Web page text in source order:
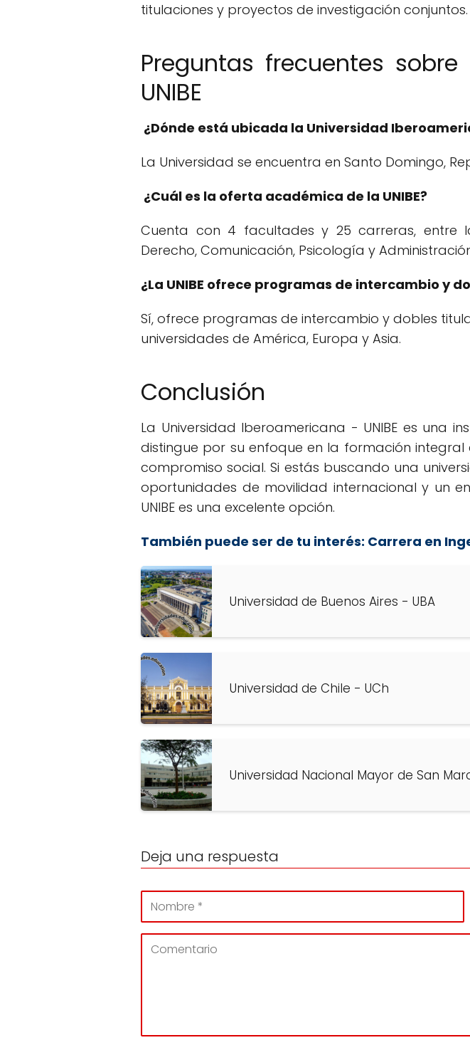
titulaciones y proyectos de investigación conjuntos.
Preguntas frecuentes
UNIBE
¿Dónde está ubicada la Universidad
La Universidad se encuentra en Santo Domingo,
¿Cuál es la oferta académica de la UNIBE?
Cuenta con 4 facultades y 25 carreras, entre
Derecho, Comunicación, Psicología y
¿La UNIBE ofrece programas de intercambio y
Sí, ofrece programas de intercambio y dobles
universidades de América, Europa y Asia.
Conclusión
La Universidad Iberoamericana - UNIBE es una
distingue por su enfoque en la formación integral
compromiso social. Si estás buscando una
oportunidades de movilidad internacional y un
UNIBE es una excelente opción.
También puede ser de tu interés: Carrera en
Universidad de Buenos Aires - UBA
Universidad de Chile - UCh
Universidad Nacional Mayor de San
Deja una respuesta